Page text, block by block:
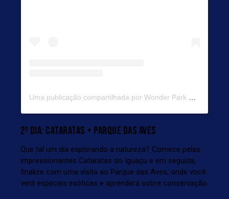
Uma publicação compartilhada por Wonder Park Foz (@wonderparkfoz)
2º DIA: CATARATAS + PARQUE DAS AVES
Que tal um dia explorando a natureza? Comece pelas
impressionantes Cataratas do Iguaçu e em seguida,
finalize com uma visita ao Parque das Aves, onde você
verá espécies exóticas e aprenderá sobre conservação.